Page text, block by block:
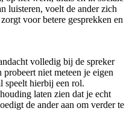
luisteren, voelt de ander zich
voor betere gesprekken en
volledig bij de spreker
niet meteen je eigen
speelt hierbij een rol.
laten zien dat je echt
de ander aan om verder te